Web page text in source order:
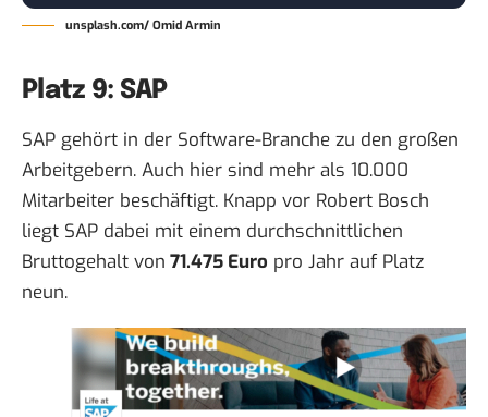
unsplash.com/ Omid Armin
Platz 9: SAP
SAP gehört in der Software-Branche zu den großen
Arbeitgebern. Auch hier sind mehr als 10.000
Mitarbeiter beschäftigt. Knapp vor Robert Bosch
liegt SAP dabei mit einem durchschnittlichen
Bruttogehalt von 71.475 Euro pro Jahr auf Platz
neun.